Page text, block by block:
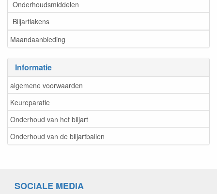
Onderhoudsmiddelen
Biljartlakens
Maandaanbieding
Informatie
algemene voorwaarden
Keureparatie
Onderhoud van het biljart
Onderhoud van de biljartballen
SOCIALE MEDIA